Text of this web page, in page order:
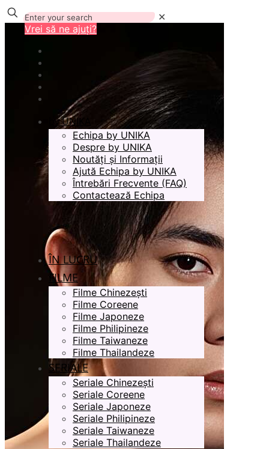
✕
Vrei să ne ajuți?
by UNIKA
Echipa by UNIKA
Despre by UNIKA
Noutăți și Informații
Ajută Echipa by UNIKA
Întrebări Frecvente (FAQ)
Contactează Echipa
ÎN LUCRU
FILME
Filme Chinezești
Filme Coreene
Filme Japoneze
Filme Philipineze
Filme Taiwaneze
Filme Thailandeze
SERIALE
Seriale Chinezești
Seriale Coreene
Seriale Japoneze
Seriale Philipineze
Seriale Taiwaneze
Seriale Thailandeze